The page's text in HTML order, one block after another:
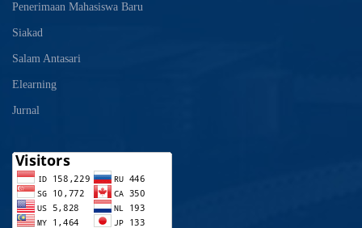
Penerimaan Mahasiswa Baru
Siakad
Salam Antasari
Elearning
Jurnal